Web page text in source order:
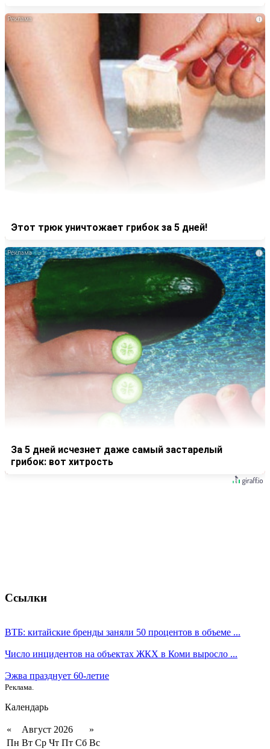
i
Этот трюк уничтожает грибок за 5 дней!
i
За 5 дней исчезнет даже самый застарелый
грибок: вот хитрость
Ссылки
ВТБ: китайские бренды заняли 50 процентов в объеме ...
Число инцидентов на объектах ЖКХ в Коми выросло ...
Эжва празднует 60-летие
Реклама.
Календарь
« Август 2026
»
Пн Вт Ср Чт Пт Сб Вс